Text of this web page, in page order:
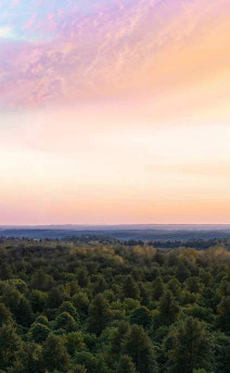
125467 - Г.
ИВАКИНО
Москва / Московская обл
Навигация
Характеристики
О помещении
Где находится
Контакты
Другие объявления